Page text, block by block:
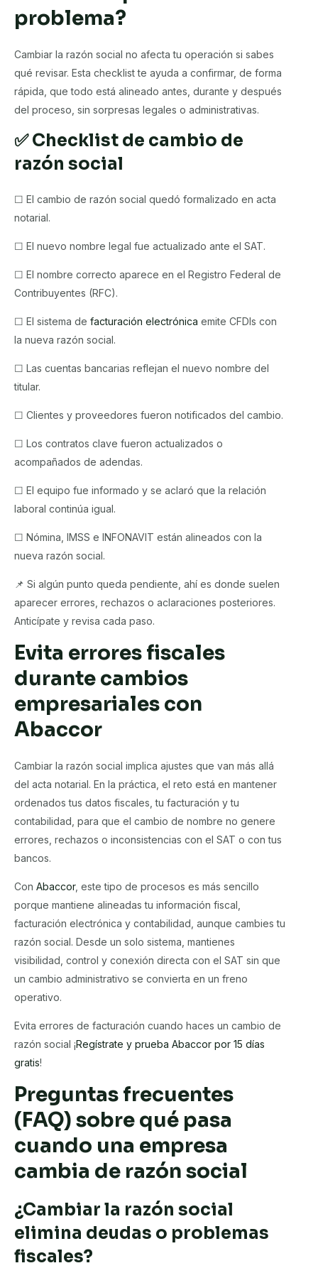
problema?
Cambiar la razón social no afecta tu operación si sabes
qué revisar. Esta checklist te ayuda a confirmar, de forma
rápida, que todo está alineado antes, durante y después
del proceso, sin sorpresas legales o administrativas.
✅ Checklist de cambio de
razón social
☐ El cambio de razón social quedó formalizado en acta
notarial.
☐ El nuevo nombre legal fue actualizado ante el SAT.
☐ El nombre correcto aparece en el Registro Federal de
Contribuyentes (RFC).
☐ El sistema de facturación electrónica emite CFDIs con
la nueva razón social.
☐ Las cuentas bancarias reflejan el nuevo nombre del
titular.
☐ Clientes y proveedores fueron notificados del cambio.
☐ Los contratos clave fueron actualizados o
acompañados de adendas.
☐ El equipo fue informado y se aclaró que la relación
laboral continúa igual.
☐ Nómina, IMSS e INFONAVIT están alineados con la
nueva razón social.
📌 Si algún punto queda pendiente, ahí es donde suelen
aparecer errores, rechazos o aclaraciones posteriores.
Anticípate y revisa cada paso.
Evita errores fiscales
durante cambios
empresariales con
Abaccor
Cambiar la razón social implica ajustes que van más allá
del acta notarial. En la práctica, el reto está en mantener
ordenados tus datos fiscales, tu facturación y tu
contabilidad, para que el cambio de nombre no genere
errores, rechazos o inconsistencias con el SAT o con tus
bancos.
Con Abaccor, este tipo de procesos es más sencillo
porque mantiene alineadas tu información fiscal,
facturación electrónica y contabilidad, aunque cambies tu
razón social. Desde un solo sistema, mantienes
visibilidad, control y conexión directa con el SAT sin que
un cambio administrativo se convierta en un freno
operativo.
Evita errores de facturación cuando haces un cambio de
razón social ¡Regístrate y prueba Abaccor por 15 días
gratis!
Preguntas frecuentes
(FAQ) sobre qué pasa
cuando una empresa
cambia de razón social
¿Cambiar la razón social
elimina deudas o problemas
fiscales?